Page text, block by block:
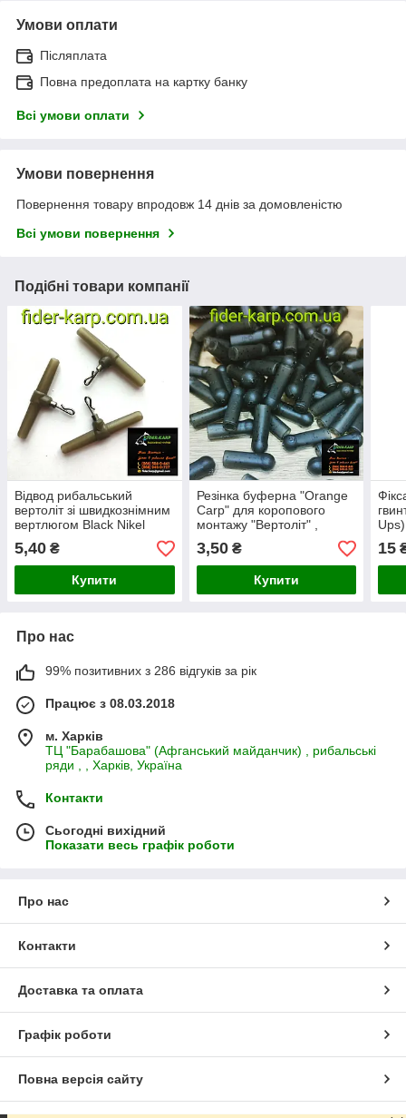
Умови оплати
Післяплата
Повна предоплата на картку банку
Всі умови оплати
Умови повернення
Повернення товару впродовж 14 днів за домовленістю
Всі умови повернення
Подібні товари компанії
Відвод рибальський
вертоліт зі швидкознімним
вертлюгом Black Nikel
5,40 ₴
Купити
Резінка буферна "Orange
Carp" для коропового
монтажу "Вертоліт" ,
розмір "L"
3,50₴
Купити
15
Про нас
99% позитивних з 286 відгуків за рік
Працює з 08.03.2018
м. Харків
ТЦ "Барабашова" (Афганський майданчик) , рибальські
ряди , , Харків, Україна
Контакти
Сьогодні вихідний
Показати весь графік роботи
Про нас
Контакти
Доставка та оплата
Графік роботи
Повна версія сайту